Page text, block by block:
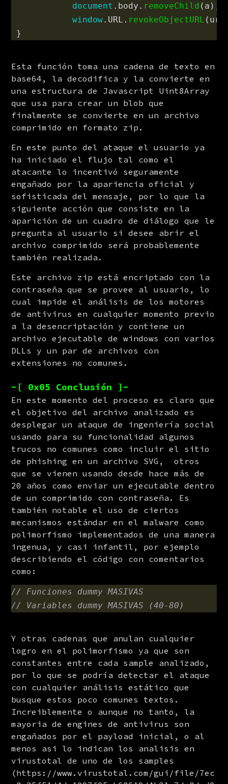
document . body . removeChild ( a );
window. URL . revokeObjectURL ( url
}
Esta función toma una cadena de texto en
base64, la decodifica y la convierte en
una estructura de Javascript Uint8Array
que usa para crear un blob que
finalmente se convierte en un archivo
comprimido en formato zip.
En este punto del ataque el usuario ya
ha iniciado el flujo tal como el
atacante lo incentivó seguramente
engañado por la apariencia oficial y
sofisticada del mensaje, por lo que la
siguiente acción que consiste en la
aparición de un cuadro de diálogo que le
pregunta al usuario si desee abrir el
archivo comprimido será probablemente
también realizada.
Este archivo zip está encriptado con la
contraseña que se provee al usuario, lo
cual impide el análisis de los motores
de antivirus en cualquier momento previo
a la desencriptación y contiene un
archivo ejecutable de windows con varios
DLLs y un par de archivos con
extensiones no comunes.
-[ 0x05 Conclusión ]-
En este momento del proceso es claro que
el objetivo del archivo analizado es
desplegar un ataque de ingeniería social
usando para su funcionalidad algunos
trucos no comunes como incluir el sitio
de phishing en un archivo SVG,  otros
que se vienen usando desde hace más de
20 años como enviar un ejecutable dentro
de un comprimido con contraseña. Es
también notable el uso de ciertos
mecanismos estándar en el malware como
polimorfismo implementados de una manera
ingenua, y casi infantil, por ejemplo
describiendo el código con comentarios
como:
// Funciones dummy MASIVAS
// Variables dummy MASIVAS (40-80)
Y otras cadenas que anulan cualquier
logro en el polimorfismo ya que son
constantes entre cada sample analizado,
por lo que se podría detectar el ataque
con cualquier análisis estático que
busque estos poco comunes textos.
Increiblemente o aunque no tanto, la
mayoria de engines de antivirus son
engañados por el payload inicial, o al
menos asi lo indican los analisis en
virustotal de uno de los samples
(https://www.virustotal.com/gui/file/7ec